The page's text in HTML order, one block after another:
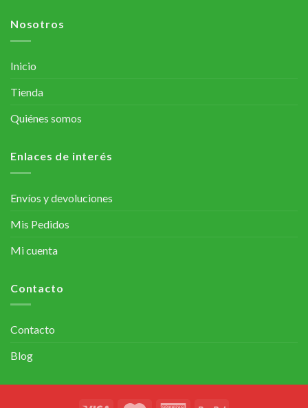
Nosotros
Inicio
Tienda
Quiénes somos
Enlaces de interés
Envíos y devoluciones
Mis Pedidos
Mi cuenta
Contacto
Contacto
Blog